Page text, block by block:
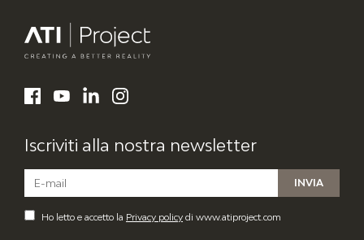
Facebook
YouTubeLinkedInInstagram
Iscriviti alla nostra newsletter
Ho letto e accetto la Privacy policy di www.atiproject.com